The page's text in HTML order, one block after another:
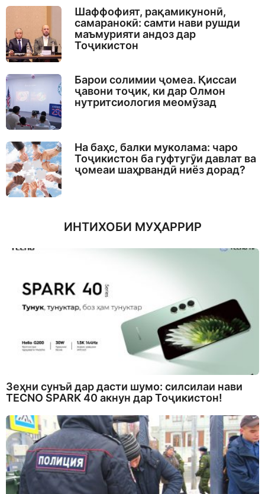
Шаффофият, рақамикунонӣ,
самаранокӣ: самти нави рушди
маъмурияти андоз дар
Тоҷикистон
Барои солимии ҷомеа. Қиссаи
ҷавони тоҷик, ки дар Олмон
нутритсиология меомӯзад
На баҳс, балки муколама: чаро
Тоҷикистон ба гуфтугӯи давлат ва
ҷомеаи шаҳрвандӣ ниёз дорад?
ИНТИХОБИ МУҲАРРИР
Зеҳни сунъӣ дар дасти шумо: силсилаи нави
TECNO SPARK 40 акнун дар Тоҷикистон!